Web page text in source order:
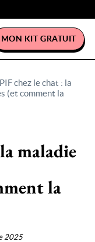
MON KIT GRATUIT
chez le chat : la
(et comment la
maladie
la
2025